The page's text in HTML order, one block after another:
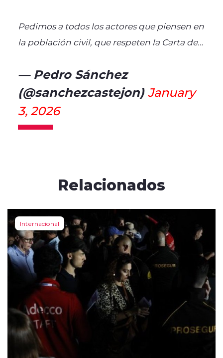
Pedimos a todos los actores que piensen en
la población civil, que respeten la Carta de…
— Pedro Sánchez
(@sanchezcastejon)January
3, 2026
Relacionados
Internacional